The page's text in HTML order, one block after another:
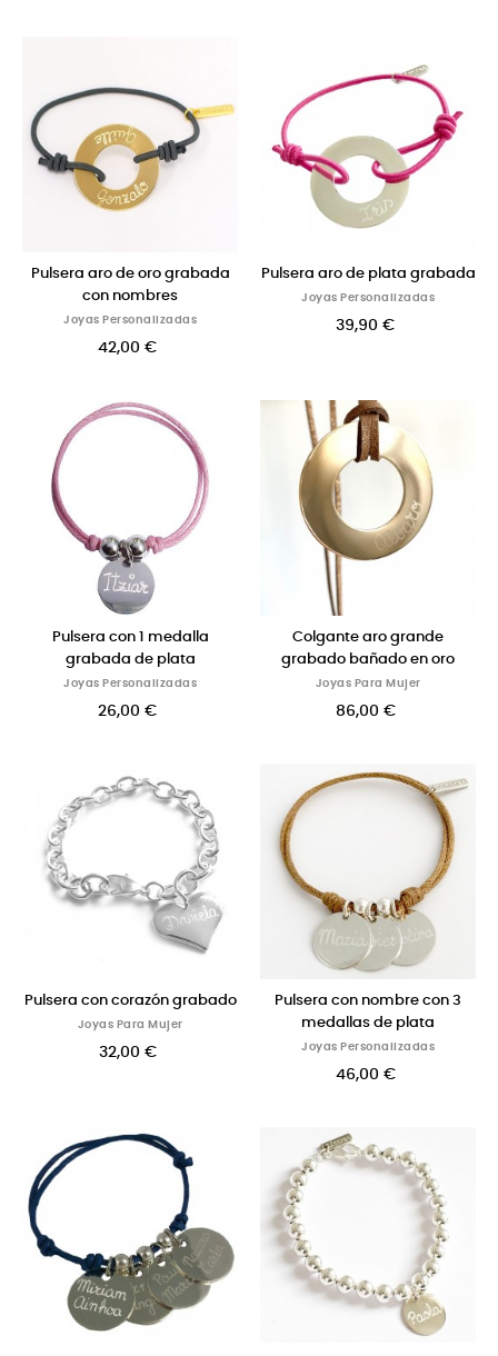
Pulsera aro de oro grabada
con nombres
Joyas Personalizadas
42,00 €
Pulsera aro de plata grabada
Joyas Personalizadas
39,90 €
Pulsera con 1 medalla
grabada de plata
Joyas Personalizadas
26,00 €
Colgante aro grande
grabado bañado en oro
Joyas Para Mujer
86,00 €
Pulsera con corazón grabado
Joyas Para Mujer
32,00 €
Pulsera con nombre con 3
medallas de plata
Joyas Personalizadas
46,00 €